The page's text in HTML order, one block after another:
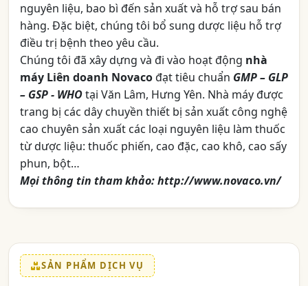
nguyên liệu, bao bì đến sản xuất và hỗ trợ sau bán
hàng. Đặc biệt, chúng tôi bổ sung dược liệu hỗ trợ
điều trị bệnh theo yêu cầu.
Chúng tôi đã xây dựng và đi vào hoạt động nhà
máy Liên doanh Novacođạt tiêu chuẩn GMP – GLP
– GSP - WHOtại Văn Lâm, Hưng Yên. Nhà máy được
trang bị các dây chuyền thiết bị sản xuất công nghệ
cao chuyên sản xuất các loại nguyên liệu làm thuốc
từ dược liệu: thuốc phiến, cao đặc, cao khô, cao sấy
phun, bột…
Mọi thông tin tham khảo: http://www.novaco.vn/
SẢN PHẨM DỊCH VỤ